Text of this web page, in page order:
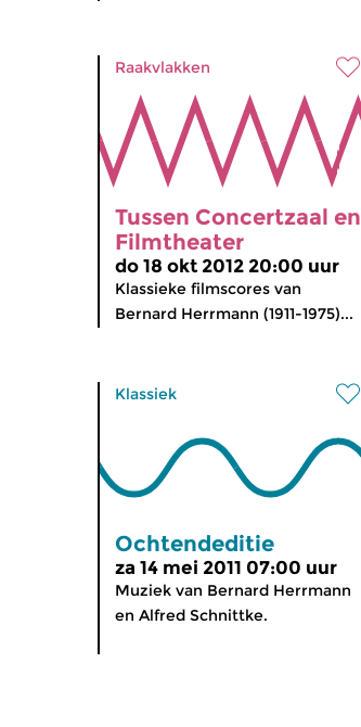
Raakvlakken
Tussen Concertzaal en
Filmtheater
do 18 okt 2012 20:00 uur
Klassieke filmscores van
Bernard Herrmann (1911-1975)...
Klassiek
Ochtendeditie
za 14 mei 2011 07:00 uur
Muziek van Bernard Herrmann
en Alfred Schnittke.